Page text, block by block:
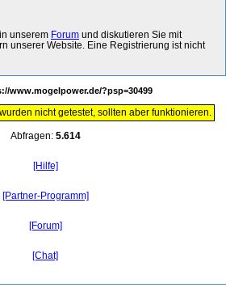
unserem Forum und diskutieren Sie mit
unserer Website. Eine Registrierung ist nicht
www.mogelpower.de/?psp=30499
nicht getestet, sollten aber funktionieren.
Abfragen: 5.614
[Hilfe]
[Partner-Programm]
[Forum]
[Chat]